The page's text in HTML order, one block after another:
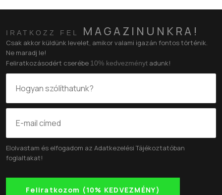
IRATKOZZ FEL MAGAZINUNKRA!
Csak akkor küldünk levelet, amikor valami igazán fontos történik.
Ne maradj le!
Feliratkozásodért cserébe 10% kedvezményt adunk!
Elolvastam és elfogadom az Adatkezelési Tájékoztatóban
foglaltakat!
Feliratkozom (10% KEDVEZMÉNY)